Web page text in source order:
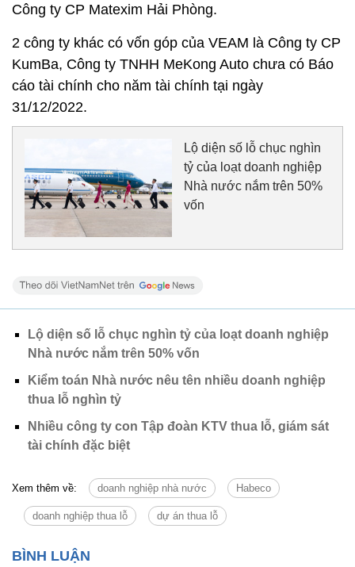
Công ty CP Matexim Hải Phòng.
2 công ty khác có vốn góp của VEAM là Công ty CP
KumBa, Công ty TNHH MeKong Auto chưa có Báo
cáo tài chính cho năm tài chính tại ngày
31/12/2022.
Lộ diện số lỗ chục nghìn
tỷ của loạt doanh nghiệp
Nhà nước nắm trên 50%
vốn
Lộ diện số lỗ chục nghìn tỷ của loạt doanh nghiệp
Nhà nước nắm trên 50% vốn
Kiểm toán Nhà nước nêu tên nhiều doanh nghiệp
thua lỗ nghìn tỷ
Nhiều công ty con Tập đoàn KTV thua lỗ, giám sát
tài chính đặc biệt
Xem thêm về: doanh nghiệp nhà nước Habeco
doanh nghiệp thua lỗ dự án thua lỗ